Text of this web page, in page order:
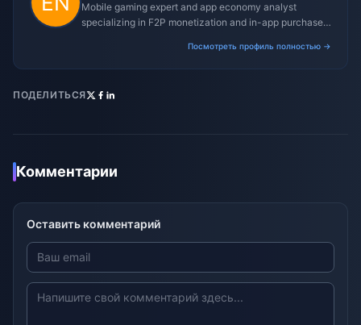
Mobile gaming expert and app economy analyst
specializing in F2P monetization and in-app purchase
Посмотреть профиль полностью →
ПОДЕЛИТЬСЯ
Комментарии
Оставить комментарий